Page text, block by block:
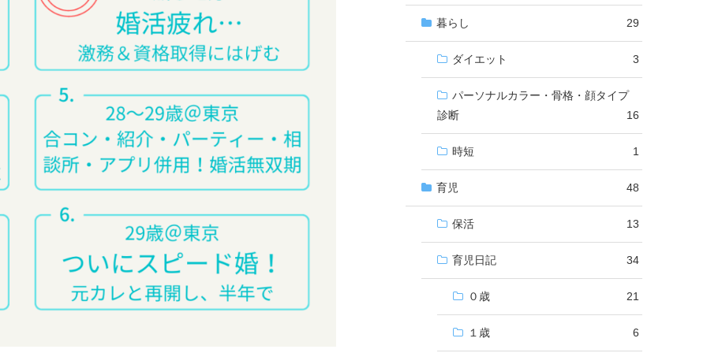
暮らし 29
ダイエット 3
パーソナルカラー・骨格・顔タイプ
診断
16
時短 1
育児 48
保活 13
育児日記 34
０歳 21
１歳 6